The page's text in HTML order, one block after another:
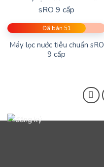
Đã bán 51
Máy lọc nước tiêu chuẩn sRO
9 cấp